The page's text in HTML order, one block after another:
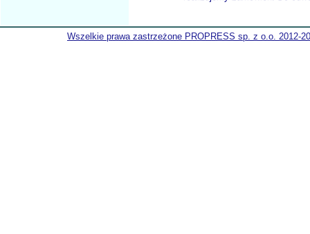
Wszelkie prawa zastrzeżone PROPRESS sp. z o.o. 2012-